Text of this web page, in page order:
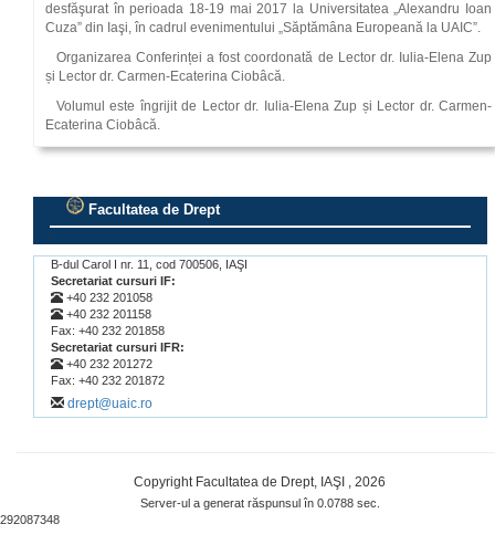
desfăşurat în perioada 18-19 mai 2017 la Universitatea „Alexandru Ioan
Cuza” din Iaşi, în cadrul evenimentului „Săptămâna Europeană la UAIC”.
Organizarea Conferinței a fost coordonată de Lector dr. Iulia-Elena Zup
și Lector dr. Carmen-Ecaterina Ciobâcă.
Volumul este îngrijit de Lector dr. Iulia-Elena Zup și Lector dr. Carmen-
Ecaterina Ciobâcă.
Facultatea de Drept
B-dul Carol I nr. 11, cod 700506, IAŞI
Secretariat cursuri IF:
+40 232 201058
+40 232 201158
Fax: +40 232 201858
Secretariat cursuri IFR:
+40 232 201272
Fax: +40 232 201872
drept@uaic.ro
Copyright Facultatea de Drept, IAŞI , 2026
Server-ul a generat răspunsul în 0.0788 sec.
292087348